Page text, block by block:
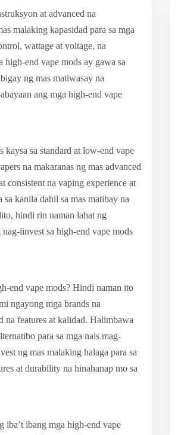
at advanced na
malaking kapasidad para sa mga
wattage at voltage, na
high-end vape mods ay gawa sa
ng mas matiwasay na
ang mga high-end vape
sa standard at low-end vape
na makaranas ng mas advanced
consistent na vaping experience at
kanila dahil sa mas matibay na
hindi rin naman lahat ng
iinvest sa high-end vape mods
end vape mods? Hindi naman ito
ngayong mga brands na
na features at kalidad. Halimbawa
para sa mga nais mag-
ng mas malaking halaga para sa
at durability na hinahanap mo sa
iba’t ibang mga high-end vape